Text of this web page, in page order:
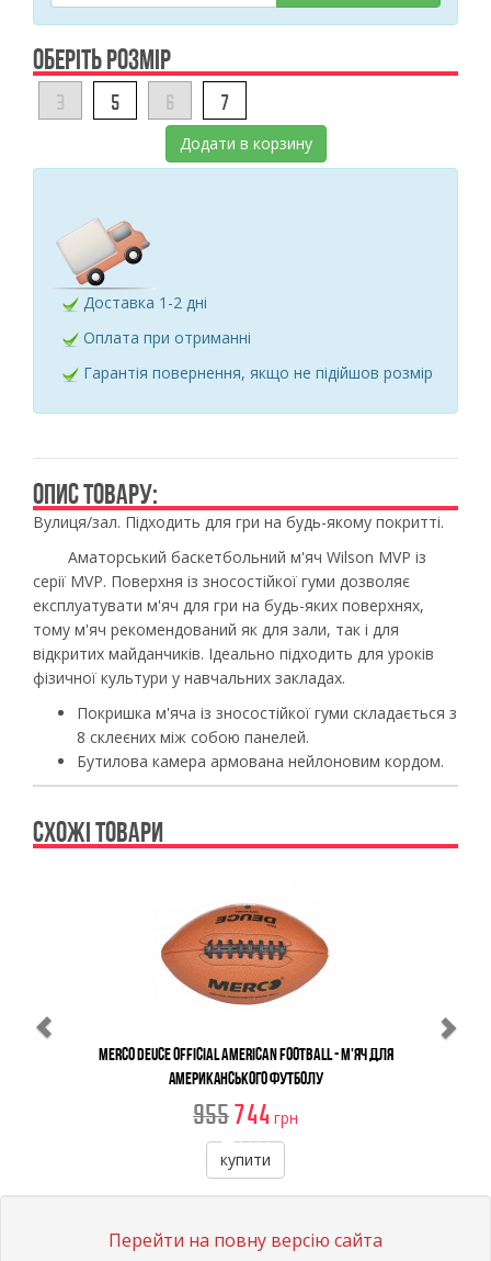
ОБЕРІТЬ РОЗМІР
3 5 6 7
Додати в корзину
Доставка 1-2 дні
Оплата при отриманні
Гарантія повернення, якщо не підійшов розмір
ОПИС ТОВАРУ:
Вулиця/зал. Підходить для гри на будь-якому покритті.
Аматорський баскетбольний м'яч Wilson MVP із
серії MVP. Поверхня із зносостійкої гуми дозволяє
експлуатувати м'яч для гри на будь-яких поверхнях,
тому м'яч рекомендований як для зали, так і для
відкритих майданчиків. Ідеально підходить для уроків
фізичної культури у навчальних закладах.
Покришка м'яча із зносостійкої гуми складається з
8 склеєних між собою панелей.
Бутилова камера армована нейлоновим кордом.
СХОЖІ ТОВАРИ
Merco Deuce Official American Football - М'яч Для
Американського Футболу
955744 грн
купити
Перейти на повну версію сайта